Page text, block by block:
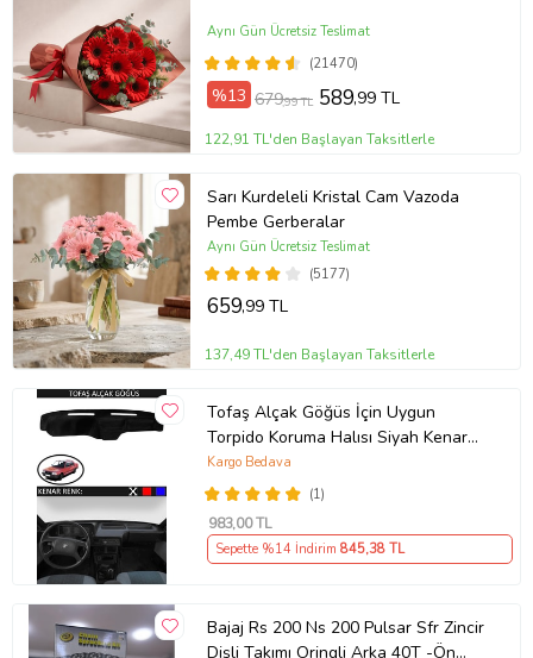
(21470)
Aynı Gün Ücretsiz Teslimat
%13 679,99 TL 589,99 TL
122,91 TL'den Başlayan Taksitlerle
Sarı Kurdeleli Kristal Cam Vazoda
Pembe Gerberalar
(5177)
Aynı Gün Ücretsiz Teslimat
659,99 TL
137,49 TL'den Başlayan Taksitlerle
Tofaş Alçak Göğüs İçin Uygun
Torpido Koruma Halısı Siyah Kenar
Renk Siyah
(1)
Kargo Bedava
983,00 TL
Sepette %14 İndirim 845,38 TL
Bajaj Rs 200 Ns 200 Pulsar Sfr Zincir
Dişli Takımı Oringli Arka 40T -Ön